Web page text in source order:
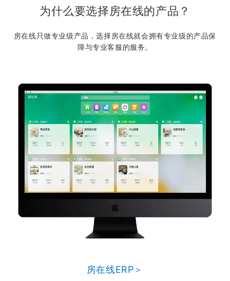
为什么要选择房在线的产品？
房在线只做专业级产品，选择房在线就会拥有专业级的产品保
障与专业客服的服务。
房在线ERP＞